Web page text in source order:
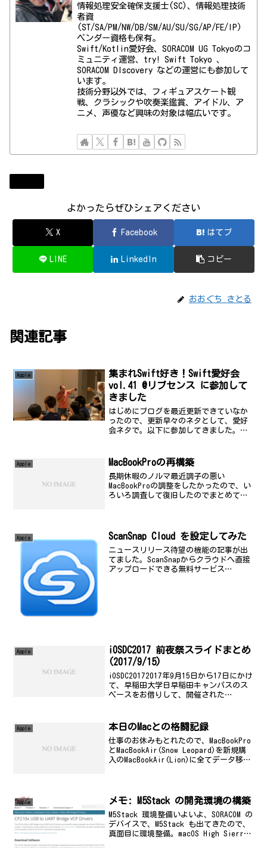
情報処理安全確保支援士(SC)、情報処理技術
者資
(ST/SA/PM/NW/DB/SM/AU/SU/SG/AP/FE/IP)
ベンダー資格も保有。
Swift/Kotlin愛好会、SORACOM UG Tokyoのコ
ミュニティ運営、try! Swift Tokyo 、
SORACOM DIscovery などの運営にも参加して
います。
技術分野以外では、フィギュアスケート観
戦、クラシックや吹奏楽鑑賞、アイドル、ア
ニメ、声優など興味の対象は幅広いです。
よかったらぜひシェアください
X Facebook はてブ
LINE LinkedIn コピー
おおぐち さとる
関連記事
Apple
集まれSwift好き！Swift愛好会
vol.41 @リブセンス に参加して
きました
はじめにブログを最近更新できていなか
ったので、更新早々のネタとして、愛好
会ネタで。以下に参加してきました。ち
愛好会 vol.41 @リブセンス (2019/...
Apple MacBookProの再構築
長期休暇のノルマ最近調子の悪い
MacBookProの調整をしたかったので、い
ろいろ調査して復旧したのでまとめてお
ことに...
Apple ScanSnap Cloud を設定してみた
ニュースリリース待望の機能の記事が出
てました。ScanSnapからクラウドへ直接
アップロードできる無料サービス
Apple
iOSDC2017 前夜祭スライドまとめ
(2017/9/15)
iOSDC20172017年9月15日から17日にかけ
て、早稲田大学日早稲田キャンパスのス
ペースをお借りして、開催された
す。SiriKit and MeTach...
Apple 本日のMacとの格闘記録
仕事のお休みもとれたので、MacBookPro
とMacBookAir(Snow Leopard)を新規購
入のMacBookAir(Lion)に全てデータ移行
Apple メモ: M5Stack の開発環境の構築
M5Stack 環境整備いよいよ、SORACOM の
デバイスで、M5Stack も出てきたので、
真面目に環境整備。macOS High Sierra